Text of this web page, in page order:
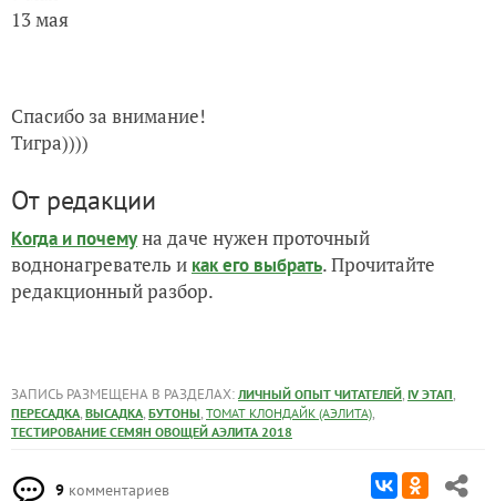
13 мая
Спасибо за внимание!
Тигра))))
От редакции
Когда и почемуна даче нужен проточный
воднонагреватель и как его выбрать. Прочитайте
редакционный разбор.
ЗАПИСЬ РАЗМЕЩЕНА В РАЗДЕЛАХ: ЛИЧНЫЙ ОПЫТ ЧИТАТЕЛЕЙ, IV ЭТАП,
ПЕРЕСАДКА, ВЫСАДКА, БУТОНЫ, ТОМАТ КЛОНДАЙК (АЭЛИТА),
ТЕСТИРОВАНИЕ СЕМЯН ОВОЩЕЙ АЭЛИТА 2018
9 комментариев